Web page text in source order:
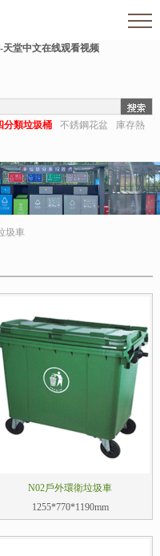
区三区-麻豆91在线-久久狠狠干-国
白第一次-深夜福利视频在线-成人午
堂中文在线观看视频
分類垃圾桶 不銹鋼花盆
庫存熱
圾車
N02戶外環衛垃圾車
1255*770*1190mm